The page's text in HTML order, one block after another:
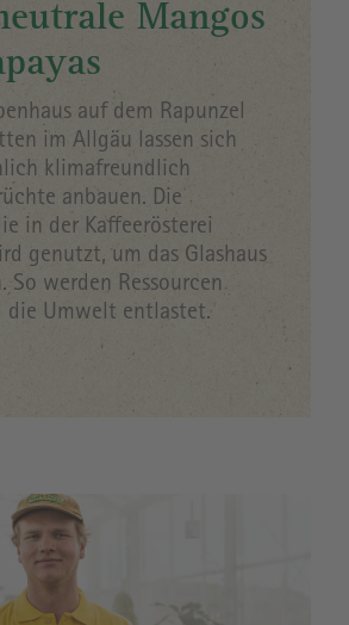
Mangos
auf dem Rapunzel
im Allgäu lassen sich
klimafreundlich
anbauen. Die
in der Kaffeerösterei
genutzt, um das Glashaus
So werden Ressourcen
die Umwelt entlastet.